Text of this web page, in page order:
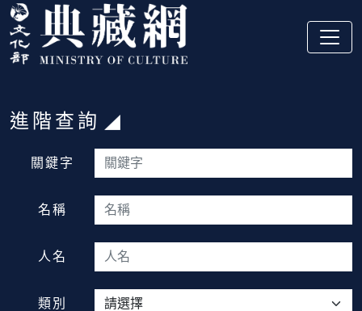
跳到主要內容
:::
:::
進階查詢
關鍵字
名稱
人名
類別